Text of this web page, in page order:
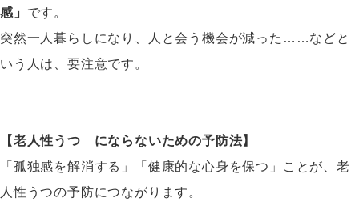
感」 です。
突然一人暮らしになり、人と会う機会が減った……などと
いう人は、要注意です。
【老人性うつ にならないための予防法】
「孤独感を解消する」「健康的な心身を保つ」ことが、老
人性うつの予防につながります。